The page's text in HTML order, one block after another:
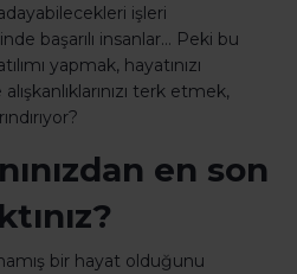
işleri
başarılı insanlar… Peki bu
yapmak, hayatınızı
terk etmek,
en son
bir hayat olduğunu